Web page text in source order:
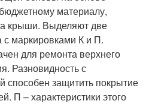
материалу,
крыши. Выделяют две
с маркировками К и П.
для ремонта верхнего
Разновидность с
способен защитить покрытие
П – характеристики этого